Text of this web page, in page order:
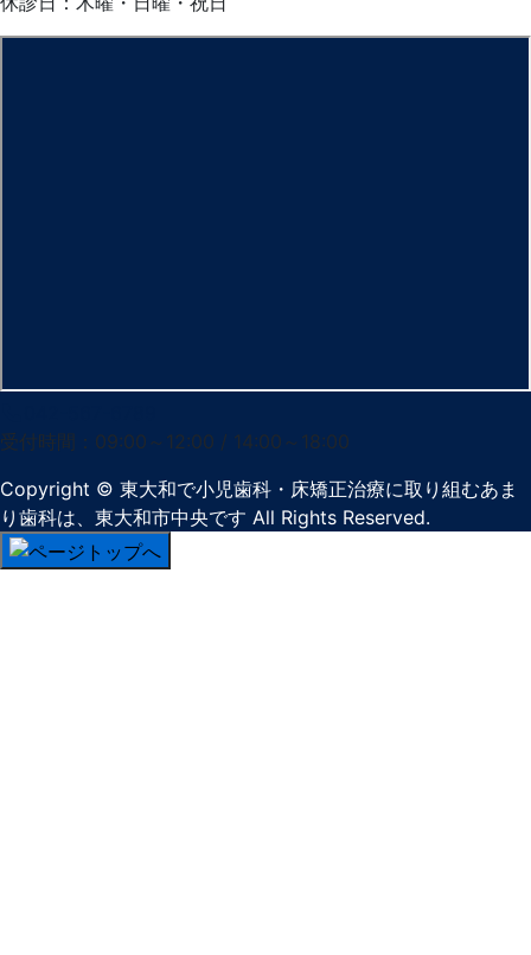
受付時間：09:00～12:00 / 14:00～18:00
Copyright © 東大和で小児歯科・床矯正治療に取り組むあま
り歯科は、東大和市中央です All Rights Reserved.